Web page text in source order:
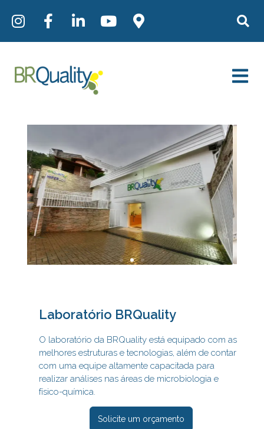
Laboratório BRQuality
O laboratório da BRQuality está equipado com as
melhores estruturas e tecnologias, além de contar
com uma equipe altamente capacitada para
realizar análises nas áreas de microbiologia e
físico-química.
Solicite um orçamento